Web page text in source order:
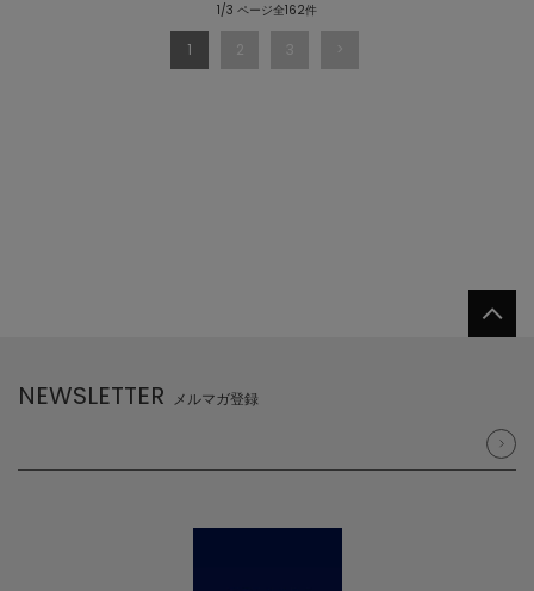
1/3 ページ全162件
1 2 3
NEWSLETTER メルマガ登録